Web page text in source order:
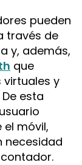
pueden
través de
y, además,
que
virtuales y
esta
móvil,
necesidad